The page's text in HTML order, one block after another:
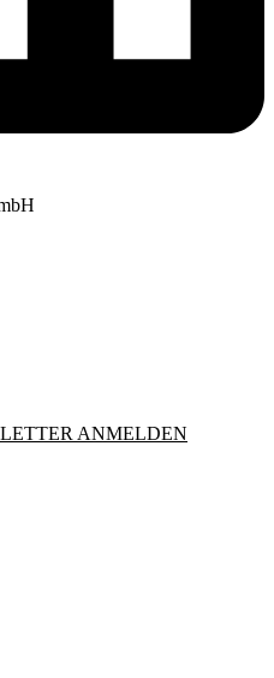
ANMELDEN